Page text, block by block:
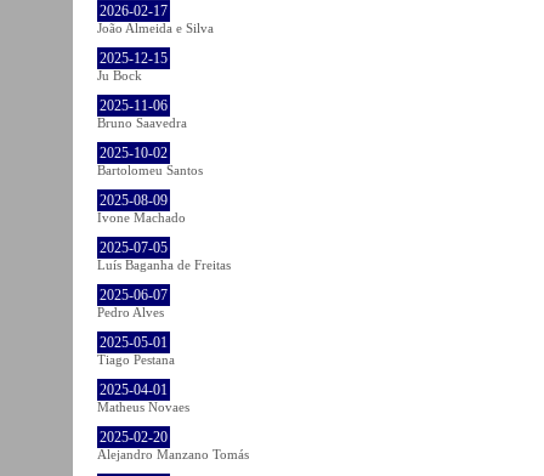
2026-02-17
João Almeida e Silva
2025-12-15
Ju Bock
2025-11-06
Bruno Saavedra
2025-10-02
Bartolomeu Santos
2025-08-09
Ivone Machado
2025-07-05
Luís Baganha de Freitas
2025-06-07
Pedro Alves
2025-05-01
Tiago Pestana
2025-04-01
Matheus Novaes
2025-02-20
Alejandro Manzano Tomás